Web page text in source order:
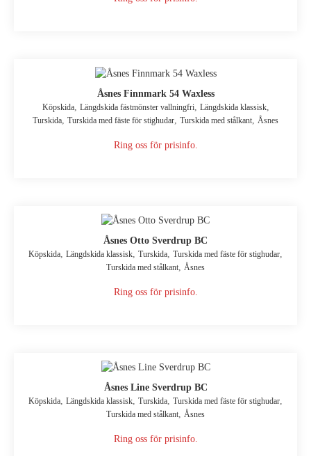
Åsnes Finnmark 54 Waxless
Köpskida, Längdskida fästmönster vallningfri, Längdskida klassisk,
Turskida Turskida med fäste för stighudar Turskida med stålkant Åsnes
Ring oss för prisinfo.
Åsnes Otto Sverdrup BC
Köpskida, Längdskida klassisk, Turskida, Turskida med fäste för stighudar,
Turskida med stålkant, Åsnes
Ring oss för prisinfo.
Åsnes Line Sverdrup BC
Köpskida, Längdskida klassisk, Turskida, Turskida med fäste för stighudar,
Turskida med stålkant, Åsnes
Ring oss för prisinfo.